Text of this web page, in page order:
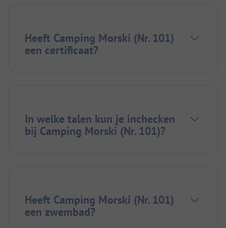
Heeft Camping Morski (Nr. 101)
een certificaat?
In welke talen kun je inchecken
bij Camping Morski (Nr. 101)?
Heeft Camping Morski (Nr. 101)
een zwembad?